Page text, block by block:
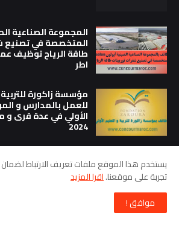
المتخصصة في تصنيع
طاقة الرياح توظيف
اطر
مؤسسة زاكورة
للعمل بالمدارس و
الأولي في عدة قرى و
2024
كونكور العسكر 2023
يستخدم هذا الموقع ملفات تعريف الارتباط
تجربة على موقعنا.اقرا المزيد
موافق !